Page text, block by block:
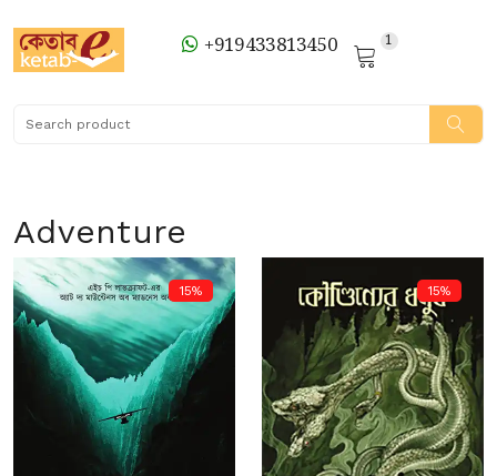
+919433813450 1
Adventure
15% 15%